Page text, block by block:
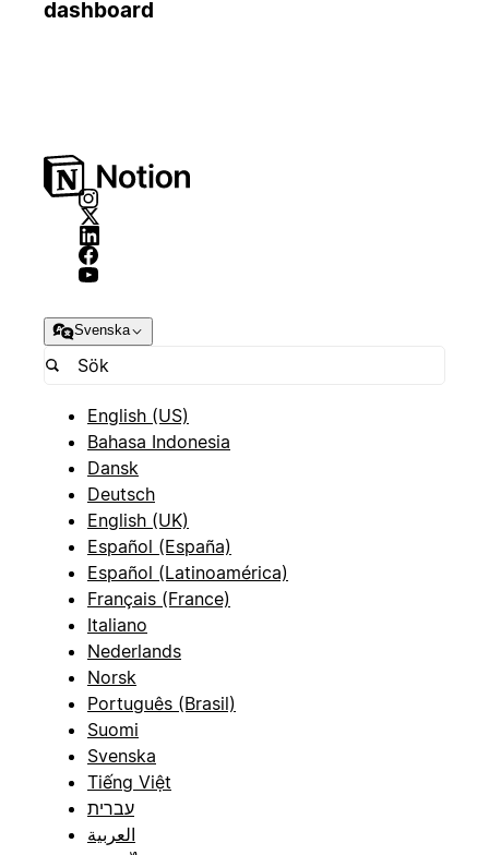
dashboard
Svenska
English (US)
Bahasa Indonesia
Dansk
Deutsch
English (UK)
Español (España)
Español (Latinoamérica)
Français (France)
Italiano
Nederlands
Norsk
Português (Brasil)
Suomi
Svenska
Tiếng Việt
עברית
العربية